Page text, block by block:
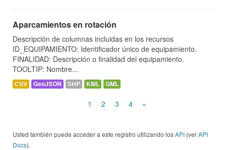
Aparcamientos en rotación
Descripción de columnas incluidas en los recursos
ID_EQUIPAMIENTO: Identificador único de equipamiento.
FINALIDAD: Descripción o finalidad del equipamiento.
TOOLTIP: Nombre...
CSV GeoJSON SHP KML GML
1 2 3 4 »
Usted también puede acceder a este registro utilizando losAPI (verAPI
Docs).